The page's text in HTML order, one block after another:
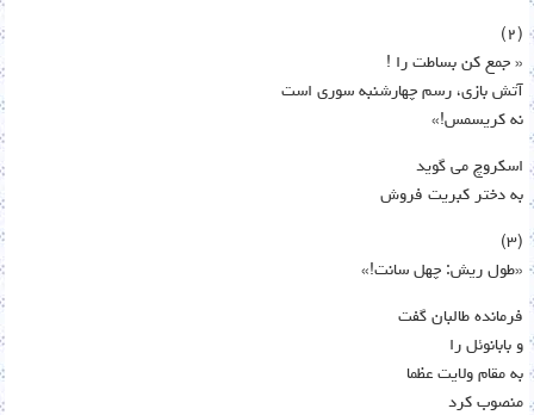
(٢)
« جمع کن بساطت را !
آتش بازی، رسم چهارشنبه سوری است
نه کریسمس!»
اسکروچ می گوید
به دختر کبریت فروش
(٣)
«طول ریش: چهل سانت!»
فرمانده طالبان گفت
و بابانوئل را
به مقام ولایت عظما
منصوب کرد